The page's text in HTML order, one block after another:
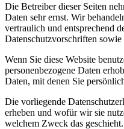
Die Betreiber dieser Seiten
Daten sehr ernst. Wir
vertraulich und entsprechend
Datenschutzvorschriften
Wenn Sie diese Website
personenbezogene Daten
Daten, mit denen Sie
Die vorliegende
erheben und wofür wir sie
welchem Zweck das geschieht.